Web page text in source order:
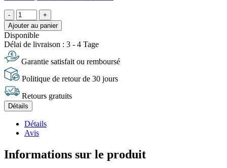
-
+
Ajouter au panier
Disponible
Délai de livraison : 3 - 4 Tage
Garantie satisfait ou remboursé
Politique de retour de 30 jours
Retours gratuits
Détails
Détails
Avis
Informations sur le produit